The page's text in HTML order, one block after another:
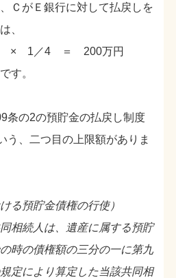
ＣがＥ銀行に対して払戻しを
、
× 1／4 ＝ 200万円
す。
条の2の預貯金の払戻し制度
う、二つ目の上限額がありま
る預貯金債権の行使）
相続人は、遺産に属する預貯
時の債権額の三分の一に第九
定により算定した当該共同相